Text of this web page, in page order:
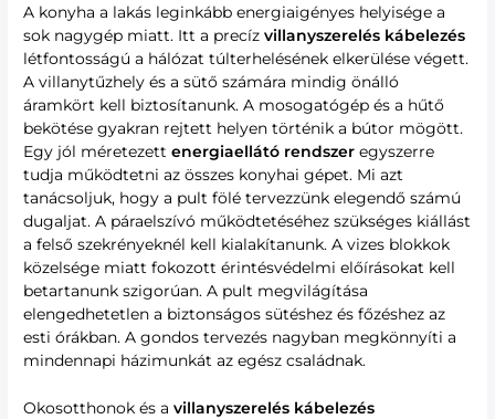
A konyha a lakás leginkább energiaigényes helyisége a
sok nagygép miatt. Itt a precízvillanyszerelés kábelezés
létfontosságú a hálózat túlterhelésének elkerülése végett.
A villanytűzhely és a sütő számára mindig önálló
áramkört kell biztosítanunk. A mosogatógép és a hűtő
bekötése gyakran rejtett helyen történik a bútor mögött.
Egy jól méretezettenergiaellátó rendszer egyszerre
tudja működtetni az összes konyhai gépet. Mi azt
tanácsoljuk, hogy a pult fölé tervezzünk elegendő számú
dugaljat. A páraelszívó működtetéséhez szükséges kiállást
a felső szekrényeknél kell kialakítanunk. A vizes blokkok
közelsége miatt fokozott érintésvédelmi előírásokat kell
betartanunk szigorúan. A pult megvilágítása
elengedhetetlen a biztonságos sütéshez és főzéshez az
esti órákban. A gondos tervezés nagyban megkönnyíti a
mindennapi házimunkát az egész családnak.
Okosotthonok és avillanyszerelés kábelezés